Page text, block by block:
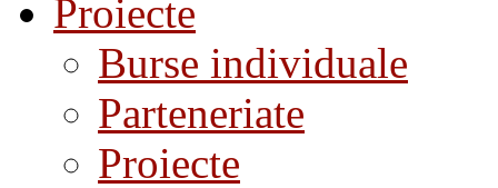
Proiecte
Burse individuale
Parteneriate
Proiecte